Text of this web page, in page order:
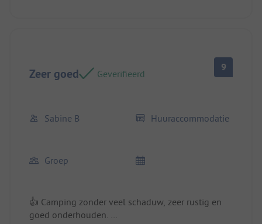
Zeer goed Geverifieerd
9
Sabine B Huuraccommodatie
Groep
👍 Camping zonder veel schaduw, zeer rustig en
goed onderhouden.